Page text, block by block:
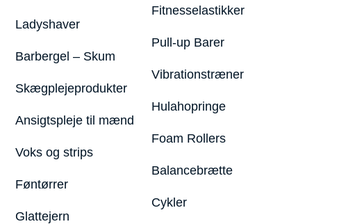
Ladyshaver
Barbergel – Skum
Skægplejeprodukter
Ansigtspleje til mænd
Voks og strips
Føntørrer
Glattejern
Fitnesselastikker
Pull-up Barer
Vibrationstræner
Hulahopringe
Foam Rollers
Balancebrætte
Cykler